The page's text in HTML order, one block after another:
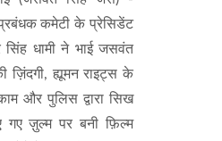
प्रबंधक कमेटी के प्रेसिडेंट
सिंह धामी ने भाई जसवंत
ज़िंदगी, ह्यूमन राइट्स के
और पुलिस द्वारा सिख
गए ज़ुल्म पर बनी फ़िल्म